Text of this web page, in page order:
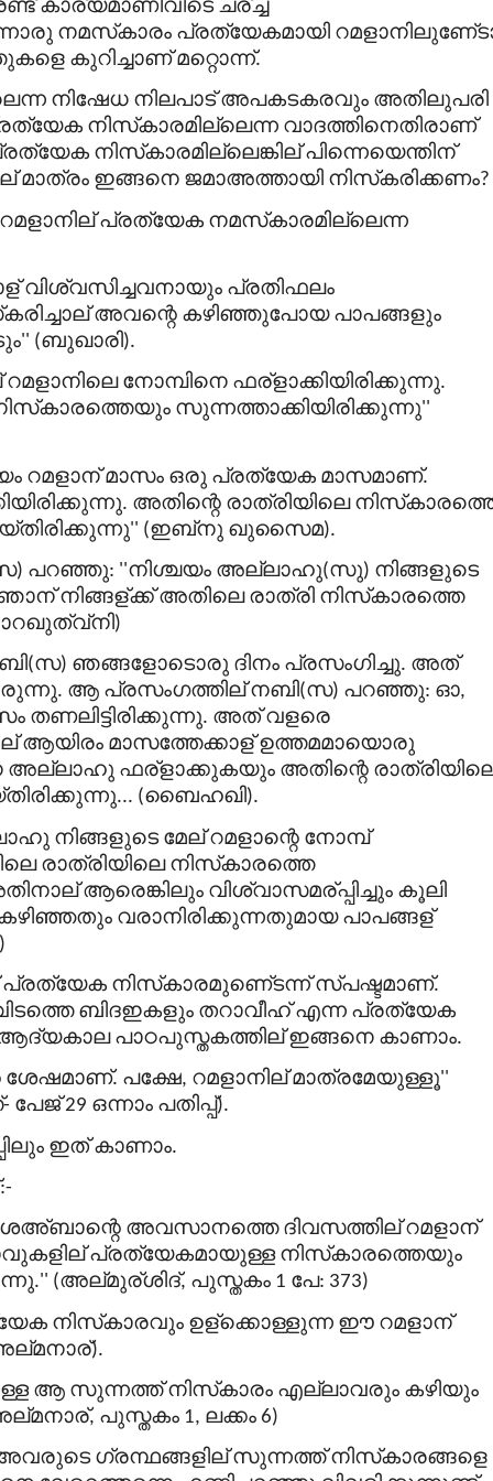
നമസ്കാരം പ്രത്യേകമായി
കുറിച്ചാണ് മറ്റൊന്ന്.
നിഷേധ നിലപാട് അപകടകരവും അതിലുപരി
നിസ്കാരമില്ലെന്ന വാദത്തിനെതിരാണ്
നിസ്കാരമില്ലെങ്കില് പിന്നെയെന്തിന്
മാത്രം ഇങ്ങനെ ജമാഅത്തായി നിസ്കരിക്കണം?
റമളാനില് പ്രത്യേക നമസ്കാരമില്ലെന്ന
വിശ്വസിച്ചവനായും പ്രതിഫലം
കരിച്ചാല് അവന്റെ കഴിഞ്ഞുപോയ പാപങ്ങളും
'' (ബുഖാരി).
റമളാനിലെ നോമ്പിനെ ഫര്ളാക്കിയിരിക്കുന്നു.
കാരത്തെയും സുന്നത്താക്കിയിരിക്കുന്നു''
റമളാന് മാസം ഒരു പ്രത്യേക മാസമാണ്.
. അതിന്റെ രാത്രിയിലെ നിസ്
'' (ഇബ്നു ഖുസൈമ).
) പറഞ്ഞു: ''നിശ്ചയം അല്ലാഹു(സു) നിങ്ങളുടെ
നിങ്ങള്ക്ക് അതിലെ രാത്രി നിസ്കാരത്തെ
നി)
(സ) ഞങ്ങളോടൊരു ദിനം പ്രസംഗിച്ചു. അത്
. ആ പ്രസംഗത്തില് നബി(സ) പറഞ്ഞു: ഓ,
തണലിട്ടിരിക്കുന്നു. അത് വളരെ
ആയിരം മാസത്തേക്കാള് ഉത്തമമായൊരു
അല്ലാഹു ഫര്ളാക്കുകയും അതിന്റെ
... (ബൈഹഖി).
നിങ്ങളുടെ മേല് റമളാന്റെ നോമ്പ്
രാത്രിയിലെ നിസ്കാരത്തെ
ആരെങ്കിലും വിശ്വാസമര്പ്പിച്ചും കൂലി
വരാനിരിക്കുന്നതുമായ പാപങ്ങള്
പ്രത്യേക നിസ്കാരമുണെ്ടന്ന് സ്പഷ്ടമാണ്.
ബിദഇകളും തറാവീഹ് എന്ന പ്രത്യേക
പാഠപുസ്തകത്തില് ഇങ്ങനെ കാണാം.
ശേഷമാണ്. പക്ഷേ, റമളാനില് മാത്രമേയുള്ളൂ''
- പേജ്29 ഒന്നാം പതിപ്പ്).
ഇത് കാണാം.
:-
ശഅ്ബാന്റെ അവസാനത്തെ ദിവസത്തില് റമളാന്
പ്രത്യേകമായുള്ള നിസ്കാരത്തെയും
.'' (അല്മുര്ശിദ്, പുസ്തകം 1 പേ: 373)
നിസ്കാരവും ഉള്ക്കൊള്ളുന്ന ഈ റമളാന്
മനാര്).
ആ സുന്നത്ത് നിസ്കാരം എല്ലാവരും കഴിയും
മനാര്, പുസ്തകം 1, ലക്കം 6)
ഗ്രന്ഥങ്ങളില് സുന്നത്ത് നിസ്കാരങ്ങളെ